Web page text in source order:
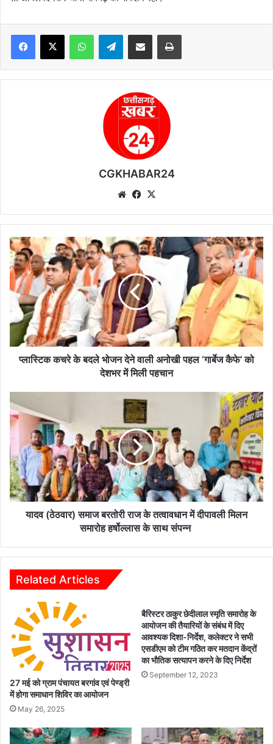
Telegram
CGKHABAR24
We
te
Fa
bo
ok
प्ला
स्टि
क
क
च
के
द
दे
ने
ली
अ
नो
खी
प
गा
कै
को
दे
श
र
में
मि
प
प्लास्टिक कचरे के बदले भोजन देने वाली अनोखी पहल ‘गार्बेज कैफे’ को
देशभर में मिली पहचान
द
व
ठे
ठ
वा
र
)
री
के
त
त्वा
धा
न
में
पा
यादव (ठेठवार) समाज बरतोरी राज के तत्वावधान में दीपावली मिलन
समारोह हर्षोल्लास के साथ संपन्न
Related Articles
27 मई को ग्राम पंचायत बरगांव एवं पेण्ड्री
में होगा समाधान शिविर का आयोजन
May 26, 2025
बैरिस्टर ठाकुर छेदीलाल स्मृति समारोह के
आयोजन की तैयारियों के संबंध में दिए
आवश्यक दिशा-निर्देश, कलेक्टर ने सभी
एसडीएम को टीम गठित कर मतदान केंद्रों
का भौतिक सत्यापन करने के दिए निर्देश
September 12, 2023